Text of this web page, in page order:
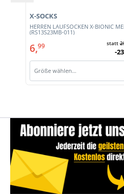
HERREN LAUFSOCKEN X-BIONIC
(RS13S23MB-011)
X-SOCKS
6,99 statt
-
Größe wählen…